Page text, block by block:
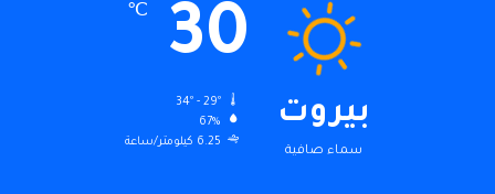
بيروت
سماء صافية
30
℃
67%
6.25 كيلومتر/ساعة